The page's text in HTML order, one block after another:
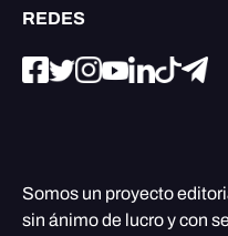
REDES
Somos un proyecto
sin ánimo de lucro y con